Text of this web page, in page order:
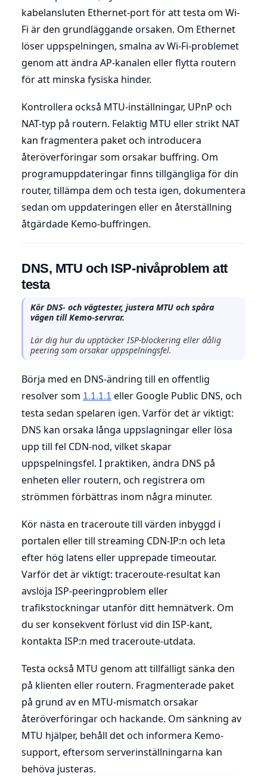
kabelansluten Ethernet-port för att testa om Wi-
Fi är den grundläggande orsaken. Om Ethernet
löser uppspelningen, smalna av Wi-Fi-problemet
genom att ändra AP-kanalen eller flytta routern
för att minska fysiska hinder.
Kontrollera också MTU-inställningar, UPnP och
NAT-typ på routern. Felaktig MTU eller strikt NAT
kan fragmentera paket och introducera
återöverföringar som orsakar buffring. Om
programuppdateringar finns tillgängliga för din
router, tillämpa dem och testa igen, dokumentera
sedan om uppdateringen eller en återställning
åtgärdade Kemo-buffringen.
DNS, MTU och ISP-nivåproblem att
testa
Kör DNS- och vägtester, justera MTU och spåra
vägen till Kemo-servrar.
Lär dig hur du upptäcker ISP-blockering eller dålig
peering som orsakar uppspelningsfel.
Börja med en DNS-ändring till en offentlig
resolver som 1.1.1.1 eller Google Public DNS, och
testa sedan spelaren igen. Varför det är viktigt:
DNS kan orsaka långa uppslagningar eller lösa
upp till fel CDN-nod, vilket skapar
uppspelningsfel. I praktiken, ändra DNS på
enheten eller routern, och registrera om
strömmen förbättras inom några minuter.
Kör nästa en traceroute till värden inbyggd i
portalen eller till streaming CDN-IP:n och leta
efter hög latens eller upprepade timeoutar.
Varför det är viktigt: traceroute-resultat kan
avslöja ISP-peeringproblem eller
trafikstockningar utanför ditt hemnätverk. Om
du ser konsekvent förlust vid din ISP-kant,
kontakta ISP:n med traceroute-utdata.
Testa också MTU genom att tillfälligt sänka den
på klienten eller routern. Fragmenterade paket
på grund av en MTU-mismatch orsakar
återöverföringar och hackande. Om sänkning av
MTU hjälper, behåll det och informera Kemo-
support, eftersom serverinställningarna kan
behöva justeras.